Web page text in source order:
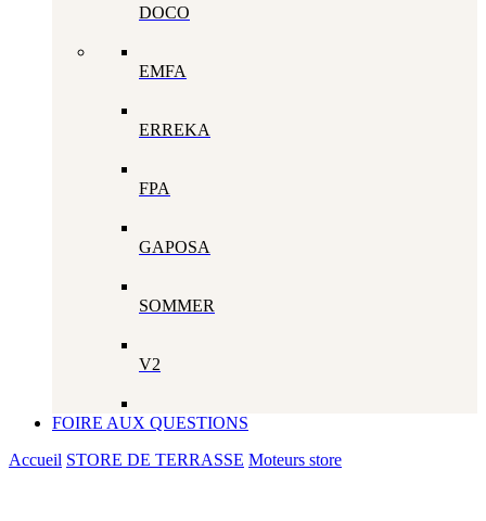
DOCO
EMFA
ERREKA
FPA
GAPOSA
SOMMER
V2
FOIRE AUX QUESTIONS
Accueil STORE DE TERRASSE Moteurs store